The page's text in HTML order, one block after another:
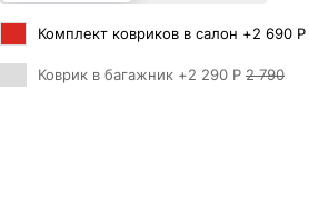
Комплект ковриков в салон +2 690 Р
Коврик в багажник +2 290 Р 2 790